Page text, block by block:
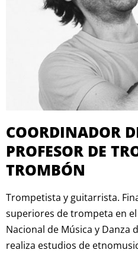
COORDINADOR
PROFESOR DE
TROMBÓN
Trompetista y guitarrista.
superiores de trompeta en
Nacional de Música y Danza
realiza estudios de